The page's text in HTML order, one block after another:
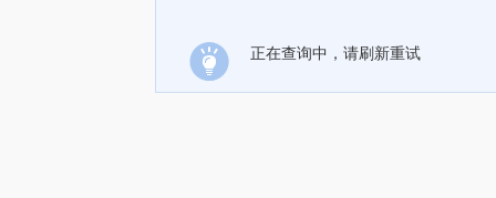
正在查询中，请刷新重试